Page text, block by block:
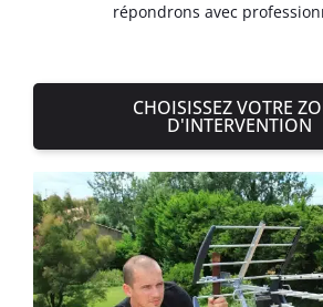
répondrons avec
CHOISISSEZ VOTRE
D'INTERVENTION